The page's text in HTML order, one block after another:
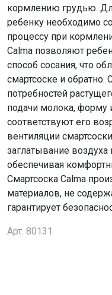
кормлению грудью.
ребенку необходимо
процессу при
Calma позволяют
способ сосания, что
смартсоске и обратно.
потребностей
подачи молока, форму
соответствуют его
вентиляции
заглатывание
обеспечивая
Смартсоска Calma
материалов, не
гарантирует
Арт. 80131